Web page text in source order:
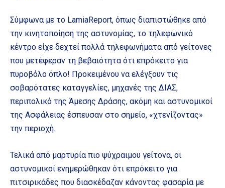
Σύμφωνα με το LamiaReport, όπως διαπιστώθηκε από
την κινητοποίηση της αστυνομίας, το τηλεφωνικό
κέντρο είχε δεχτεί πολλά τηλεφωνήματα από γείτονες
που μετέφεραν τη βεβαιότητα ότι επρόκειτο για
πυροβόλο όπλο! Προκειμένου να ελέγξουν τις
σοβαρότατες καταγγελίες, μηχανές της ΔΙΑΣ,
περιπολικό της Άμεσης Δράσης, ακόμη και αστυνομικοί
της Ασφάλειας έσπευσαν στο σημείο, «χτενίζοντας»
την περιοχή.
Τελικά από μαρτυρία πιο ψύχραιμου γείτονα, οι
αστυνομικοί ενημερώθηκαν ότι επρόκειτο για
πιτσιρικάδες που διασκέδαζαν κάνοντας φασαρία με